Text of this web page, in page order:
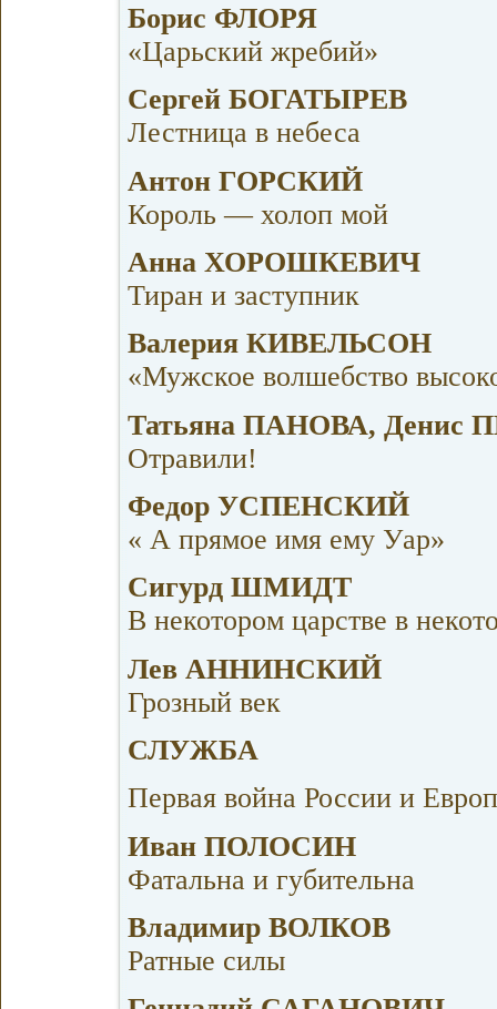
Борис ФЛОРЯ
«Царьский жребий»
Сергей БОГАТЫРЕВ
Лестница в небеса
Антон ГОРСКИЙ
Король — холоп мой
Анна ХОРОШКЕВИЧ
Тиран и заступник
Валерия КИВЕЛЬСОН
«Мужское волшебство
Татьяна ПАНОВА,
Отравили!
Федор УСПЕНСКИЙ
« А прямое имя ему Уар»
Сигурд ШМИДТ
В некотором царстве в
Лев АННИНСКИЙ
Грозный век
СЛУЖБА
Первая война России и
Иван ПОЛОСИН
Фатальна и губительна
Владимир ВОЛКОВ
Ратные силы